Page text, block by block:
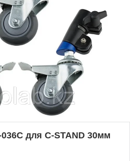
для C-STAND 30мм